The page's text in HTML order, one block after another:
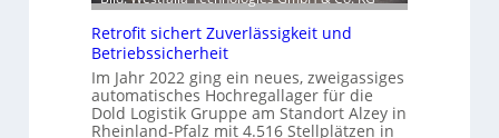
l
e
n
e
r
u
n
g
u
Retrofit sichert Zuverlässigkeit und
Betriebssicherheit
Im Jahr 2022 ging ein neues, zweigassiges
automatisches Hochregallager für die
Dold Logistik Gruppe am Standort Alzey in
Rheinland-Pfalz mit 4.516 Stellplätzen in